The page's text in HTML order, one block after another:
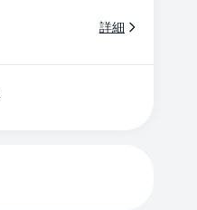
詳細